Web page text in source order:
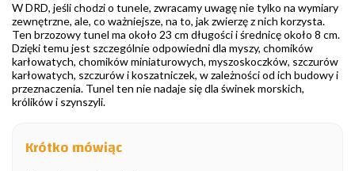
W DRD, jeśli chodzi o tunele, zwracamy uwagę nie tylko na wymiary
zewnętrzne, ale, co ważniejsze, na to, jak zwierzę z nich korzysta.
Ten brzozowy tunel ma około 23 cm długości i średnicę około 8 cm.
Dzięki temu jest szczególnie odpowiedni dla myszy, chomików
karłowatych, chomików miniaturowych, myszoskoczków, szczurów
karłowatych, szczurów i koszatniczek, w zależności od ich budowy i
przeznaczenia. Tunel ten nie nadaje się dla świnek morskich,
królików i szynszyli.
Krótko mówiąc